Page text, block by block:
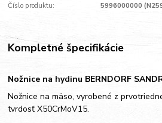
Číslo produktu: 5996000000
Kompletné špecifikácie
Nožnice na hydinu BERNDORF
Nožnice na mäso, vyrobené z
tvrdosť X50CrMoV15.